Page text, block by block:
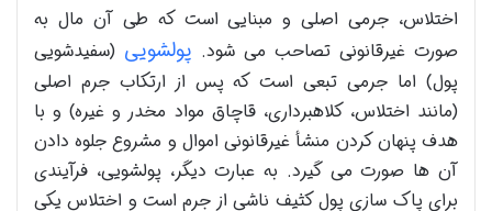
اختلاس، جرمی اصلی و مبنایی است که طی آن مال به
صورت غیرقانونی تصاحب می شود. پولشویی (سفیدشویی
پول) اما جرمی تبعی است که پس از ارتکاب جرم اصلی
(مانند اختلاس، کلاهبرداری، قاچاق مواد مخدر و غیره) و با
هدف پنهان کردن منشأ غیرقانونی اموال و مشروع جلوه دادن
آن ها صورت می گیرد. به عبارت دیگر، پولشویی، فرآیندی
برای پاک سازی پول کثیف ناشی از جرم است و اختلاس یکی